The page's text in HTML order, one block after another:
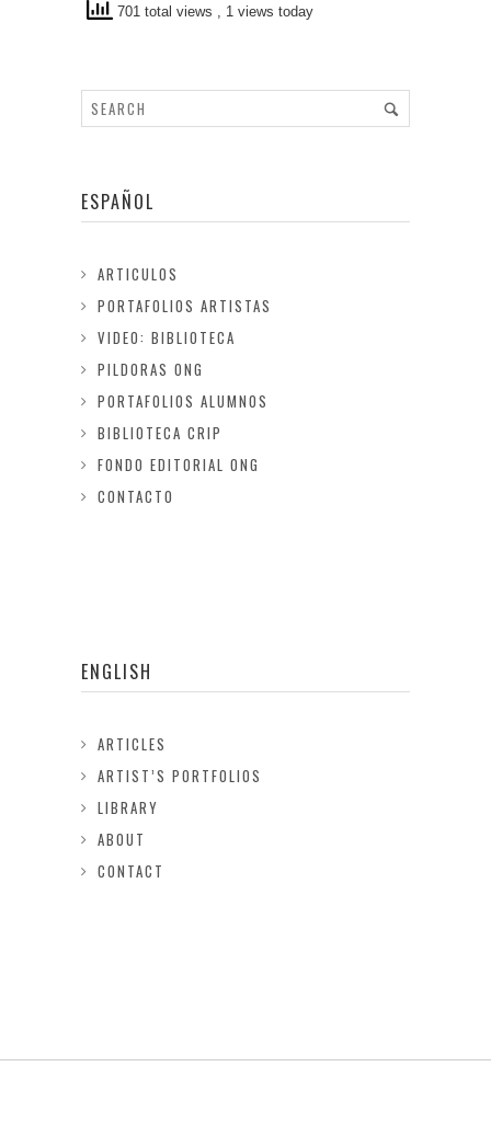
701 total views , 1 views today
ESPAÑOL
ARTICULOS
PORTAFOLIOS ARTISTAS
VIDEO: BIBLIOTECA
PILDORAS ONG
PORTAFOLIOS ALUMNOS
BIBLIOTECA CRIP
FONDO EDITORIAL ONG
CONTACTO
ENGLISH
ARTICLES
ARTIST’S PORTFOLIOS
LIBRARY
ABOUT
CONTACT